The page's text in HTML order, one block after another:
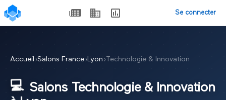
Se connecter
Accueil ›Salons France›Lyon › Technologie & Innovation
💻 Salons Technologie & Innovation